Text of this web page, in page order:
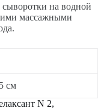
на водной
массажными
см
N 2,